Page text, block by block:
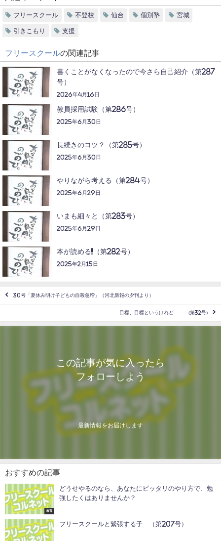
フリースクール 不登校 仙台 個別塾 宮城
引きこもり 支援
フリースクールの関連記事
書くことがなくなったので今さら自己紹介（第287
号）
2026年4月16日
教員採用試験（第286号）
2025年6月30日
長続きのコツ？（第285号）
2025年6月30日
やりながら考える（第284号）
2025年6月29日
いまも細々と（第283号）
2025年6月29日
本が読める!!（第282号）
2025年2月15日
30号「夏休み明け子どもの自殺急増」（河北新報の夕刊より）
目標、目標というけれど…… (第32号)
この記事が気に入ったら
フォローしよう
最新情報をお届けします
おすすめの記事
教育
どうせやるのなら、あなたにピッタリのやり方で、勉
強したくはありませんか？
フリースクールと緊張する子 （第207号）